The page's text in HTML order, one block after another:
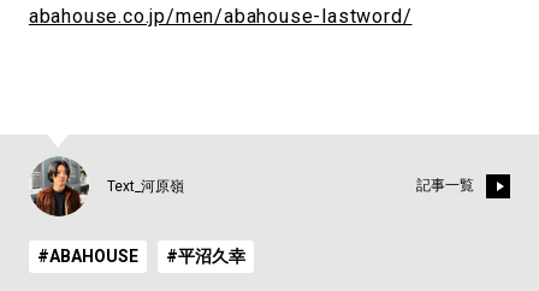
abahouse.co.jp/men/abahouse-lastword/
Text_河原嶺 記事一覧
#ABAHOUSE #平沼久幸